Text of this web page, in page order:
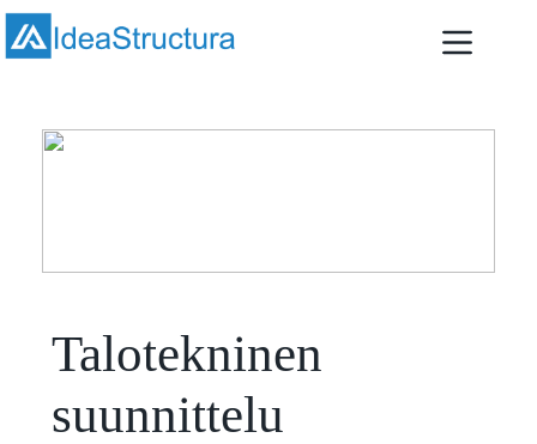
Skip
content
Talotekninen
suunnittelu